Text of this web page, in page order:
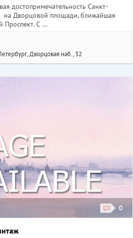
достопримечательность Санкт-
на Дворцовой площади, ближайшая
Проспект. С ...
Дворцовая наб., 32
0